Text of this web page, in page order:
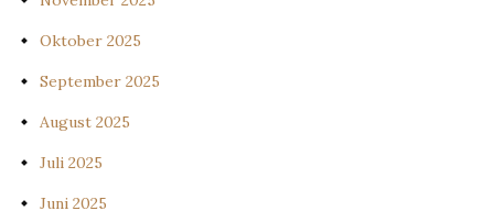
Oktober 2025
September 2025
August 2025
Juli 2025
Juni 2025